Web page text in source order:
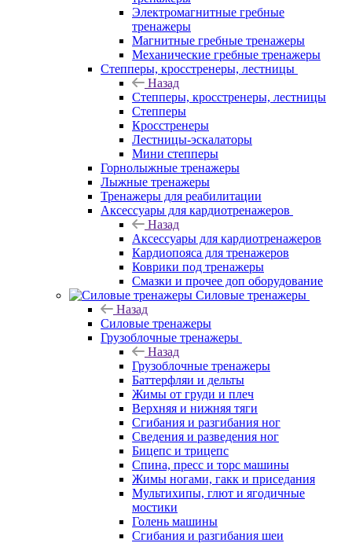
Электромагнитные гребные
тренажеры
Магнитные гребные тренажеры
Механические гребные тренажеры
Степперы, кросстренеры, лестницы
Назад
Степперы, кросстренеры, лестницы
Степперы
Кросстренеры
Лестницы-эскалаторы
Мини степперы
Горнолыжные тренажеры
Лыжные тренажеры
Тренажеры для реабилитации
Аксессуары для кардиотренажеров
Назад
Аксессуары для кардиотренажеров
Кардиопояса для тренажеров
Коврики под тренажеры
Смазки и прочее доп оборудование
Силовые тренажеры
Назад
Силовые тренажеры
Грузоблочные тренажеры
Назад
Грузоблочные тренажеры
Баттерфляи и дельты
Жимы от груди и плеч
Верхняя и нижняя тяги
Сгибания и разгибания ног
Сведения и разведения ног
Бицепс и трицепс
Спина, пресс и торс машины
Жимы ногами, гакк и приседания
Мультихипы, глют и ягодичные
мостики
Голень машины
Сгибания и разгибания шеи